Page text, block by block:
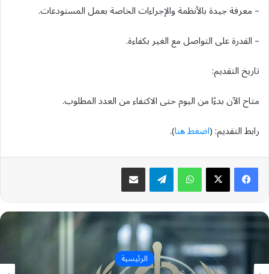
– معرفة جيدة بالأنظمة والإجراءات الخاصة بعمل المستودعات.
– القدرة على التواصل مع الغير بكفاءة.
تاريخ التقديم:
متاح الآن بدءًا من اليوم حتى الاكتفاء من العدد المطلوب.
رابط التقديم: (اضغط هنا).
واتسابتيلقرام مشاركة عبر البريد
الرئيسية